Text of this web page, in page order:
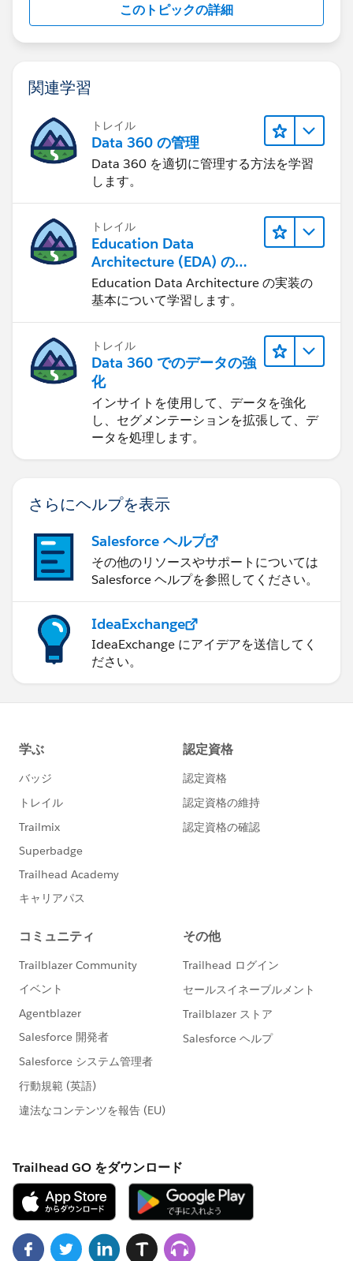
このトピックの詳細
関連学習
トレイル
Data 360 の管理
Data 360 を適切に管理する方法を学習
します。
トレイル
Education Data
Architecture (EDA) の管
理
Education Data Architecture の実装の
基本について学習します。
トレイル
Data 360 でのデータの強
化
インサイトを使用して、データを強化
し、セグメンテーションを拡張して、デ
ータを処理します。
さらにヘルプを表示
Salesforce ヘルプ
その他のリソースやサポートについては
Salesforce ヘルプを参照してください。
IdeaExchange
IdeaExchange にアイデアを送信してく
ださい。